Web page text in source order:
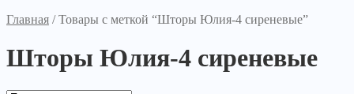
Главная /Товары с меткой “Шторы Юлия-4 сиреневые”
Шторы Юлия-4 сиреневые